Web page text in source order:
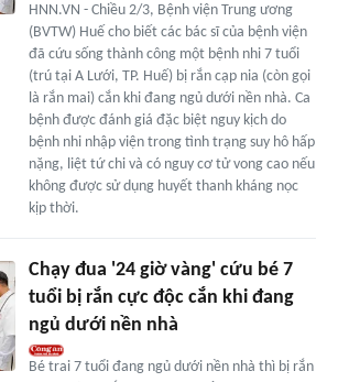
HNN.VN - Chiều 2/3, Bệnh viện Trung ương
(BVTW) Huế cho biết các bác sĩ của bệnh viện
đã cứu sống thành công một bệnh nhi 7 tuổi
(trú tại A Lưới, TP. Huế) bị rắn cạp nia (còn gọi
là rắn mai) cắn khi đang ngủ dưới nền nhà. Ca
bệnh được đánh giá đặc biệt nguy kịch do
bệnh nhi nhập viện trong tình trạng suy hô hấp
nặng, liệt tứ chi và có nguy cơ tử vong cao nếu
không được sử dụng huyết thanh kháng nọc
kịp thời.
Chạy đua '24 giờ vàng' cứu bé 7
tuổi bị rắn cực độc cắn khi đang
ngủ dưới nền nhà
Bé trai 7 tuổi đang ngủ dưới nền nhà thì bị rắn